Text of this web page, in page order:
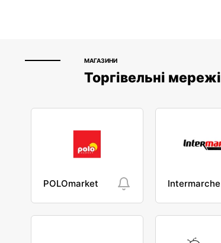
МАГАЗИНИ
Торгівельні мережі
POLOmarket